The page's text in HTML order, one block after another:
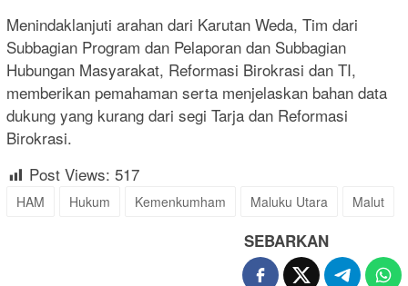
Menindaklanjuti arahan dari Karutan Weda, Tim dari
Subbagian Program dan Pelaporan dan Subbagian
Hubungan Masyarakat, Reformasi Birokrasi dan TI,
memberikan pemahaman serta menjelaskan bahan data
dukung yang kurang dari segi Tarja dan Reformasi
Birokrasi.
Post Views: 517
HAM Hukum Kemenkumham Maluku Utara Malut
SEBARKAN